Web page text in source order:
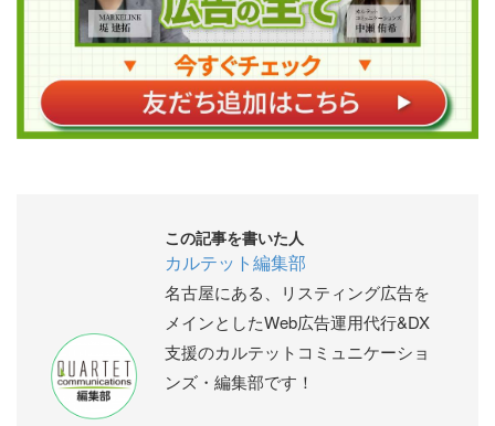
この記事を書いた人
カルテット編集部
名古屋にある、リスティング広告を
メインとしたWeb広告運用代行&DX
支援のカルテットコミュニケーショ
ンズ・編集部です！